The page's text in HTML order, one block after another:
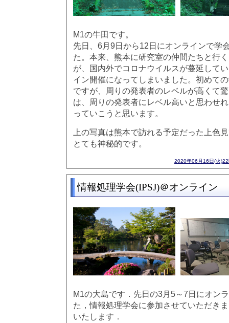
M1の牛田です。
先日、6月9日から12日にオンラインで学
た。本来、熊本に研究室の仲間たちと行
が、国内外でコロナウイルスが蔓延して
イン開催になってしまいました。初めて
ですが、周りの発表者のレベルが高くて
は、周りの発表者にレベル高いと思わせ
っていこうと思います。
上の写真は熊本で訪れる予定だった上色
とても神秘的です。
2020年06月16日(火
情報処理学会(IPSJ)＠オンライン
M1の大島です．先日の3月5～7日にオン
た，情報処理学会に参加させていただき
いたします．